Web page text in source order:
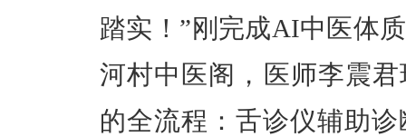
踏实！”刚完成AI中医体
河村中医阁，医师李震
的全流程：舌诊仪辅助